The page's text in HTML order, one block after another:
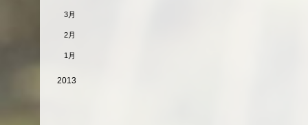
3月
2月
1月
2013